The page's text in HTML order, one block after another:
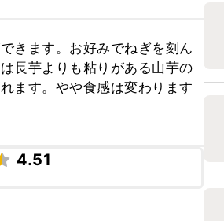
きます。お好みでねぎを刻ん
長芋よりも粘りがある山芋の
ます。やや食感は変わります
4.51